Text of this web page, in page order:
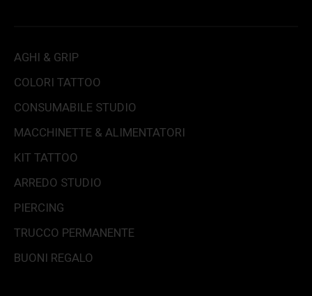
AGHI & GRIP
COLORI TATTOO
CONSUMABILE STUDIO
MACCHINETTE & ALIMENTATORI
KIT TATTOO
ARREDO STUDIO
PIERCING
TRUCCO PERMANENTE
BUONI REGALO